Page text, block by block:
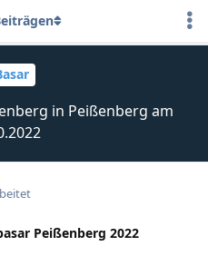
in Peißenberg am
Peißenberg 2022